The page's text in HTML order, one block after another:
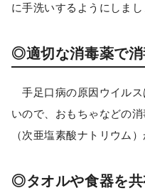
に手洗いするようにしまし
◎適切な消毒薬で消
手足口病の原因ウイルス
いので、おもちゃなどの
（次亜塩素酸ナトリウム
◎タオルや食器を共